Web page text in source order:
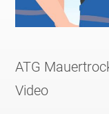
ATG
Video